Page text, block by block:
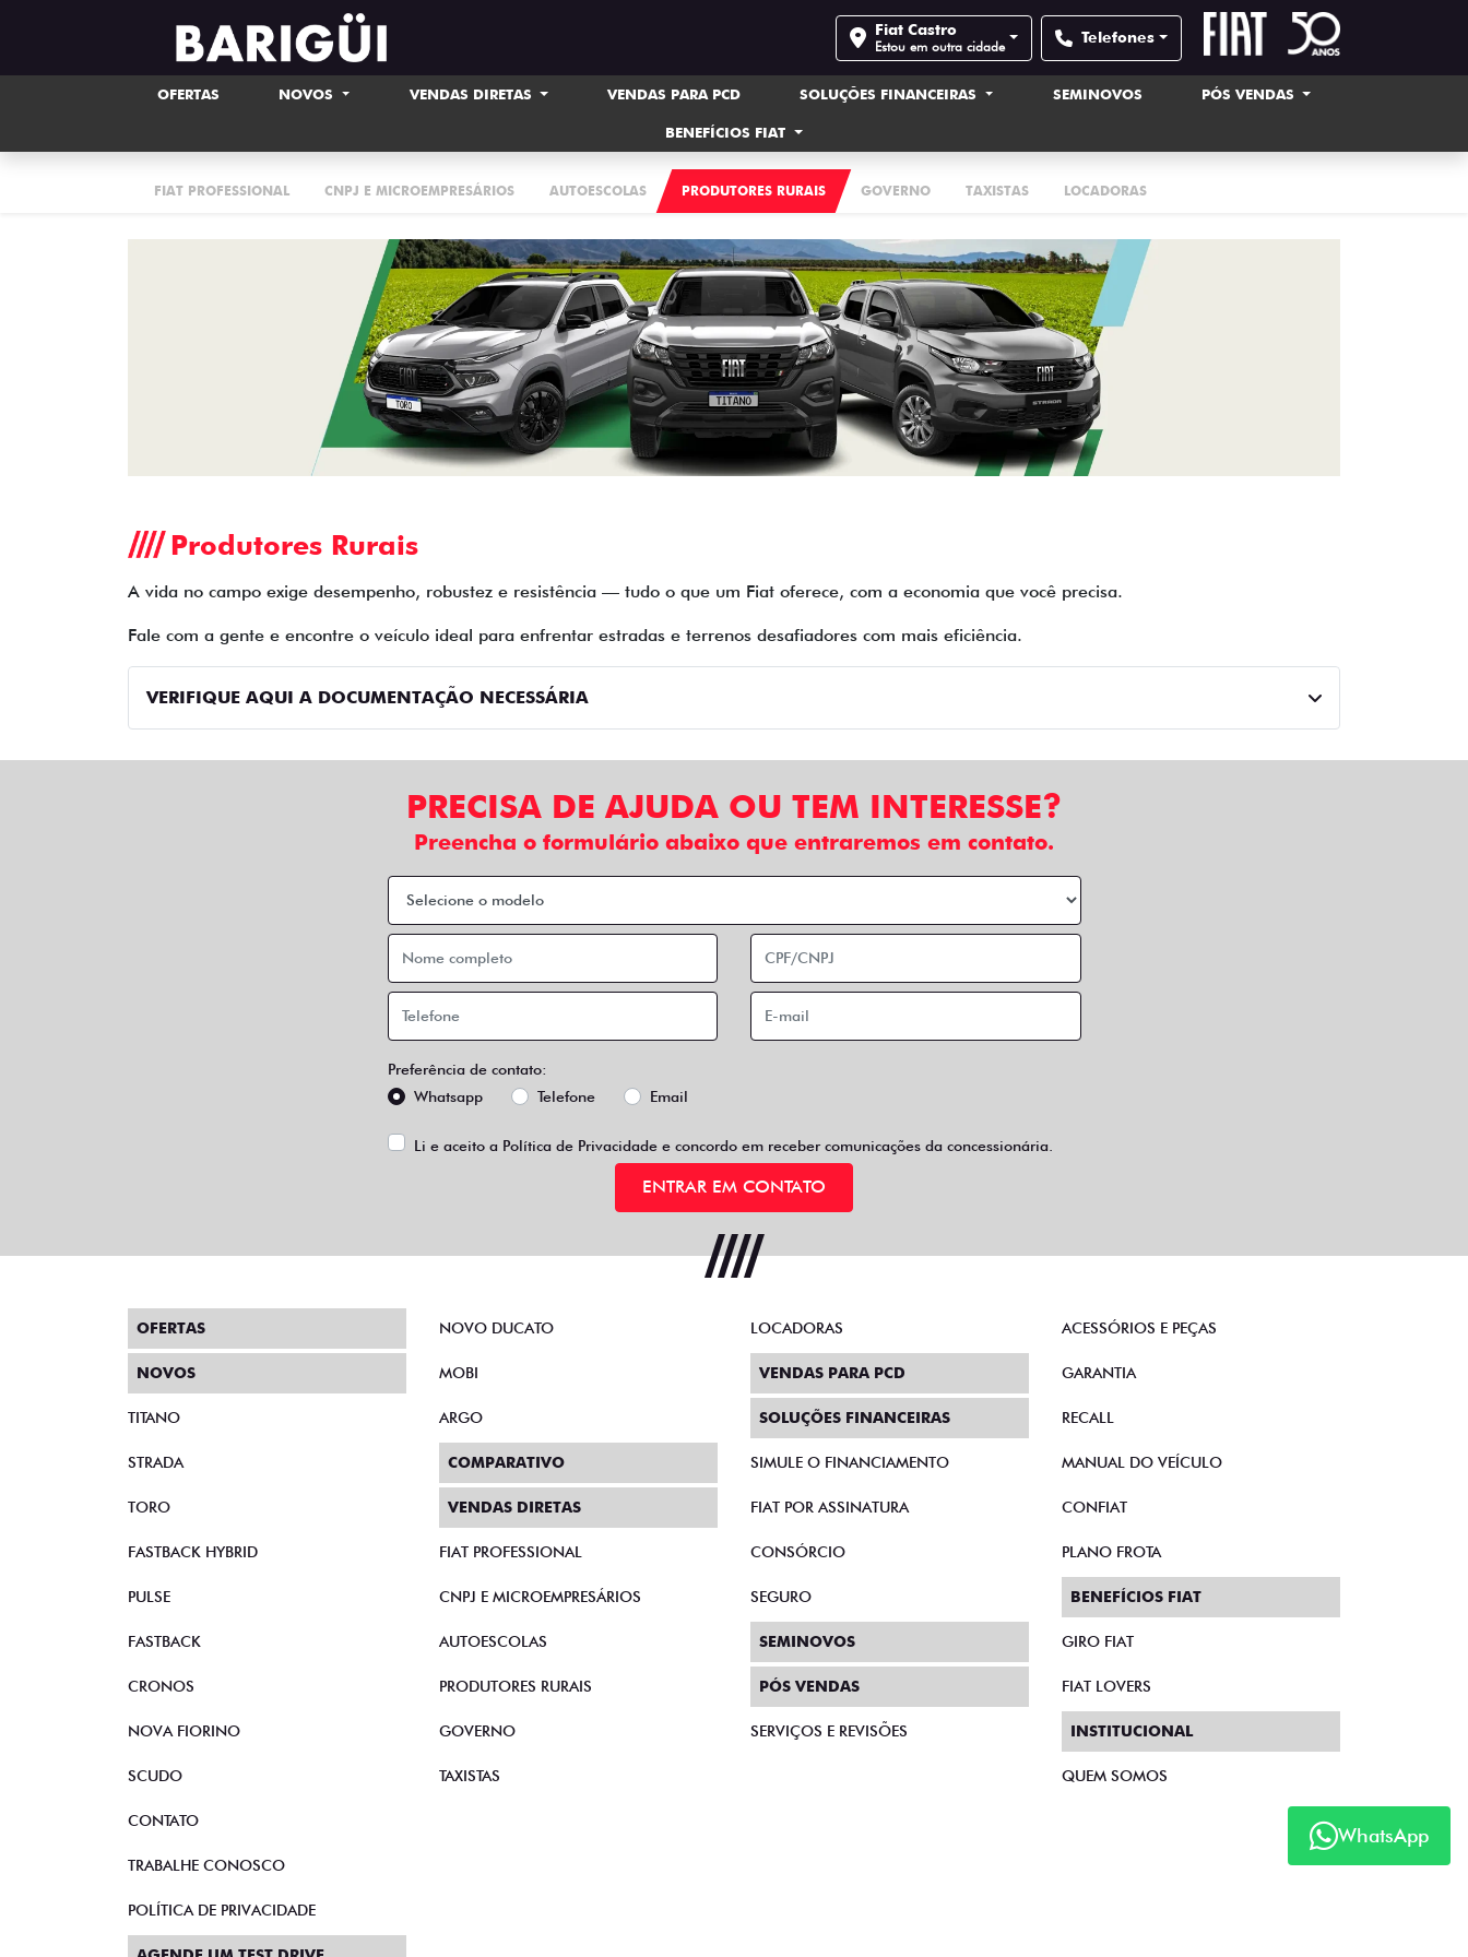
Fiat Castro
Estou em outra cidade Telefones
OFERTAS NOVOS VENDAS DIRETAS VENDAS PARA PCD SOLUÇÕES FINANCEIRAS SEMINOVOS PÓS VENDAS
BENEFÍCIOS FIAT
FIAT PROFESSIONAL CNPJ E MICROEMPRESÁRIOS AUTOESCOLAS PRODUTORES RURAIS GOVERNO TAXISTAS LOCADORAS
Produtores Rurais
A vida no campo exige desempenho, robustez e resistência — tudo o que um Fiat oferece, com a economia que você precisa.
Fale com a gente e encontre o veículo ideal para enfrentar estradas e terrenos desafiadores com mais eficiência.
VERIFIQUE AQUI A DOCUMENTAÇÃO NECESSÁRIA
PRECISA DE AJUDA OU TEM INTERESSE?
Preencha o formulário abaixo que entraremos em contato.
Preferência de contato:
Whatsapp
Telefone Email
Li e aceito a Política de Privacidadee concordo em receber comunicações da concessionária.
ENTRAR EM CONTATO
WhatsApp
OFERTAS
NOVOS
TITANO
STRADA
TORO
FASTBACK HYBRID
PULSE
FASTBACK
CRONOS
NOVA FIORINO
SCUDO
NOVO DUCATO
MOBI
ARGO
COMPARATIVO
VENDAS DIRETAS
FIAT PROFESSIONAL
CNPJ E MICROEMPRESÁRIOS
AUTOESCOLAS
PRODUTORES RURAIS
GOVERNO
TAXISTAS
LOCADORAS
VENDAS PARA PCD
SOLUÇÕES FINANCEIRAS
SIMULE O FINANCIAMENTO
FIAT POR ASSINATURA
CONSÓRCIO
SEGURO
SEMINOVOS
PÓS VENDAS
SERVIÇOS E REVISÕES
ACESSÓRIOS E PEÇAS
GARANTIA
RECALL
MANUAL DO VEÍCULO
CONFIAT
PLANO FROTA
BENEFÍCIOS FIAT
GIRO FIAT
FIAT LOVERS
INSTITUCIONAL
QUEM SOMOS
CONTATO
TRABALHE CONOSCO
POLÍTICA DE PRIVACIDADE